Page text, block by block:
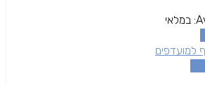
במלאי
למועדפים